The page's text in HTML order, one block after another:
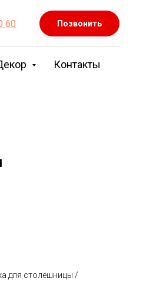
60 Позвонить
Контакты
для столешницы /